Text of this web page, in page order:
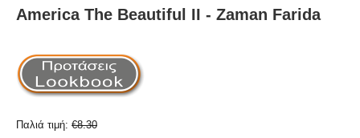
America The Beautiful II - Zaman Farida
Παλιά τιμή: €8.30